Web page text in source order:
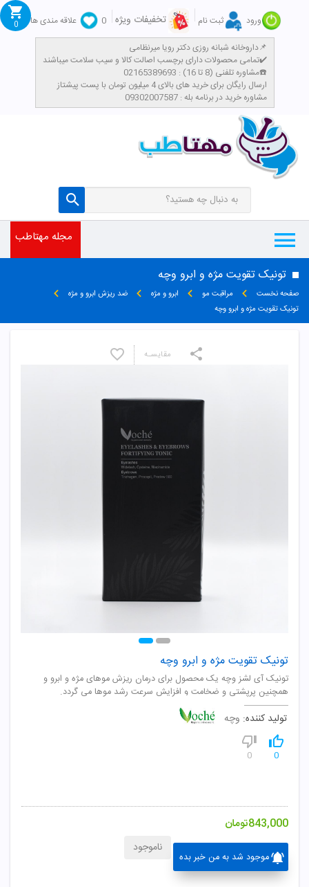
ورود ثبت نام تخفیفات ویژه 0
علاقه مندی ها
داروخانه شبانه روزی دکتر رویا میرنظامی📌
تمامی محصولات دارای برچسب اصالت کالا و سیب سلامت میباشند✔️
مشاوره تلفنی (8 تا 16) : 02165389693☎️
​ارسال رایگان برای خرید های بالای 4 میلیون تومان با پست پیشتاز
مشاوره خرید در برنامه بله : 09302007587
0
مجله مهتاطب
تونیک تقویت مژه و ابرو وچه
صفحه نخست مراقبت مو ابرو و مژه
ضد ریزش ابرو و مژه
تونیک تقویت مژه و ابرو وچه
تونیک تقویت مژه و ابرو وچه
تونیک آی لشز وچه یک محصول برای درمان ریزش موهای مژه و ابرو و
همچنین پرپشتی و ضخامت و افزایش سرعت رشد موها می گردد.
تولید کننده: وچه
0
0
843,000تومان
موجود شد به من خبر بده
ناموجود
مقایسـه